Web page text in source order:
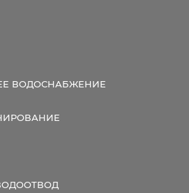
ВОДОСНАБЖЕНИЕ